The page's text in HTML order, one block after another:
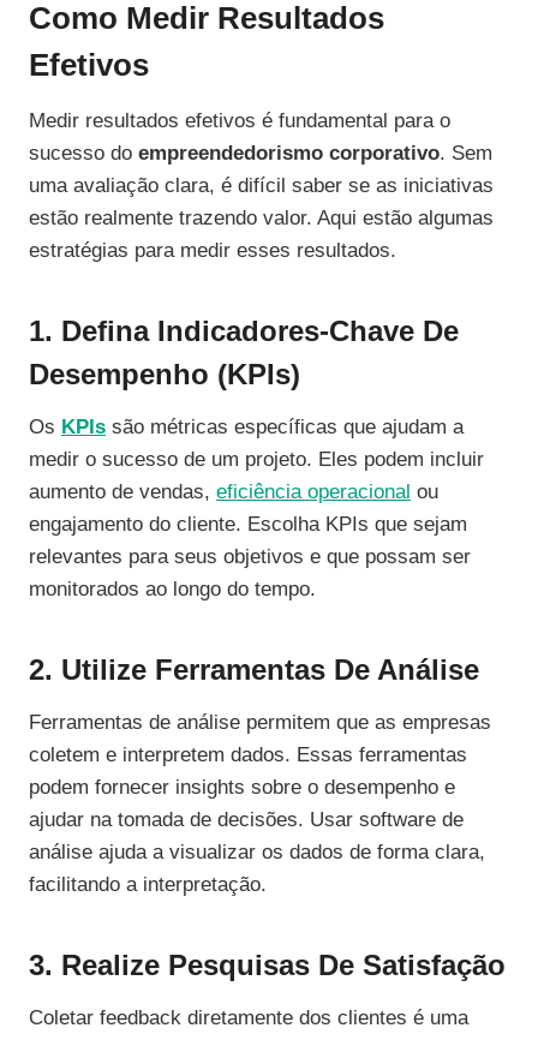
Como Medir Resultados
Efetivos
Medir resultados efetivos é fundamental para o
sucesso do empreendedorismo corporativo. Sem
uma avaliação clara, é difícil saber se as iniciativas
estão realmente trazendo valor. Aqui estão algumas
estratégias para medir esses resultados.
1. Defina Indicadores-Chave De
Desempenho (KPIs)
Os KPIs são métricas específicas que ajudam a
medir o sucesso de um projeto. Eles podem incluir
aumento de vendas, eficiência operacional ou
engajamento do cliente. Escolha KPIs que sejam
relevantes para seus objetivos e que possam ser
monitorados ao longo do tempo.
2. Utilize Ferramentas De Análise
Ferramentas de análise permitem que as empresas
coletem e interpretem dados. Essas ferramentas
podem fornecer insights sobre o desempenho e
ajudar na tomada de decisões. Usar software de
análise ajuda a visualizar os dados de forma clara,
facilitando a interpretação.
3. Realize Pesquisas De Satisfação
Coletar feedback diretamente dos clientes é uma